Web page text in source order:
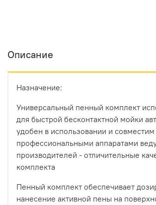
Описание
Назначение:
Универсальный пенный комплект
для быстрой бесконтактной мойки
удобен в использовании и совместим
профессиональными аппаратами
производителей - отличительные
комплекта
Пенный комплект обеспечивает
нанесение активной пены на